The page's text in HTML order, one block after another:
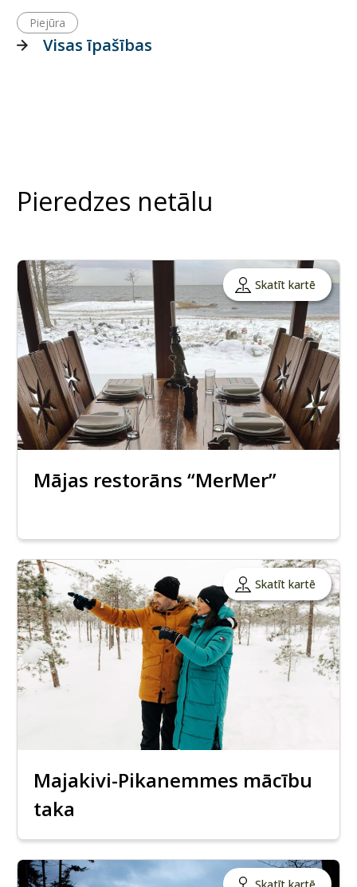
Piejūra
Visas īpašības
Pieredzes netālu
Skatīt kartē
Mājas restorāns “MerMer”
Skatīt kartē
Majakivi-Pikanemmes mācību
taka